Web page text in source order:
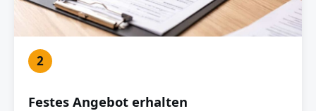
2
Festes Angebot erhalten